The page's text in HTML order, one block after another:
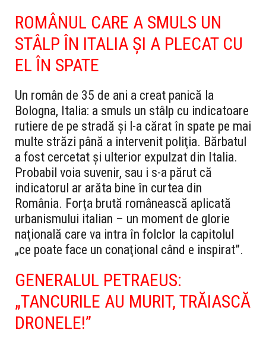
ROMÂNUL CARE A SMULS UN
STÂLP ÎN ITALIA ŞI A PLECAT CU
EL ÎN SPATE
Un român de 35 de ani a creat panică la
Bologna, Italia: a smuls un stâlp cu indicatoare
rutiere de pe stradă şi l-a cărat în spate pe mai
multe străzi până a intervenit poliţia. Bărbatul
a fost cercetat şi ulterior expulzat din Italia.
Probabil voia suvenir, sau i s-a părut că
indicatorul ar arăta bine în curtea din
România. Forţa brută românească aplicată
urbanismului italian – un moment de glorie
naţională care va intra în folclor la capitolul
„ce poate face un conaţional când e inspirat”.
GENERALUL PETRAEUS:
„TANCURILE AU MURIT, TRĂIASCĂ
DRONELE!”